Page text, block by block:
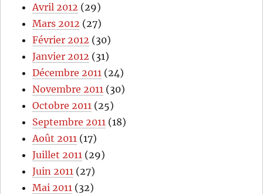
Avril 2012 (29)
Mars 2012 (27)
Février 2012 (30)
Janvier 2012 (31)
Décembre 2011 (24)
Novembre 2011 (30)
Octobre 2011 (25)
Septembre 2011 (18)
Août 2011 (17)
Juillet 2011 (29)
Juin 2011 (27)
Mai 2011 (32)